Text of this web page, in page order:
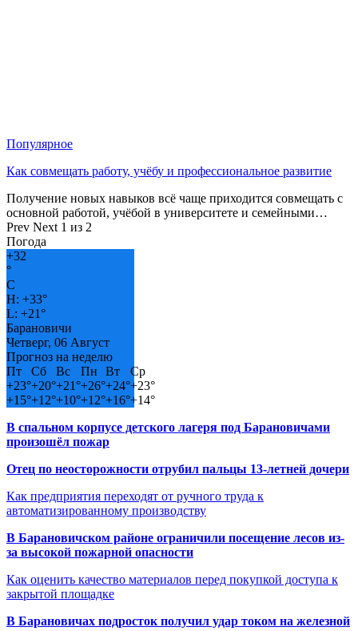
Популярное
Как совмещать работу, учёбу и профессиональное развитие
Получение новых навыков всё чаще приходится совмещать с
основной работой, учёбой в университете и семейными…
Prev Next 1 из 2
Погода
+32
°
C
H: +33°
L: +21°
Барановичи
Четверг, 06 Август
Прогноз на неделю
Пт
Сб Вс Пн Вт
Ср
+23°+20°+21°+26°+24°+23°
+15°+12°+10°+12°+16°+14°
В спальном корпусе детского лагеря под Барановичами
произошёл пожар
Отец по неосторожности отрубил пальцы 13-летней дочери
Как предприятия переходят от ручного труда к
автоматизированному производству
В Барановичском районе ограничили посещение лесов из-
за высокой пожарной опасности
Как оценить качество материалов перед покупкой доступа к
закрытой площадке
В Барановичах подросток получил удар током на железной